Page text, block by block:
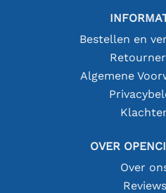
Bestellen en
Algemene
OVER
Over
Reviews